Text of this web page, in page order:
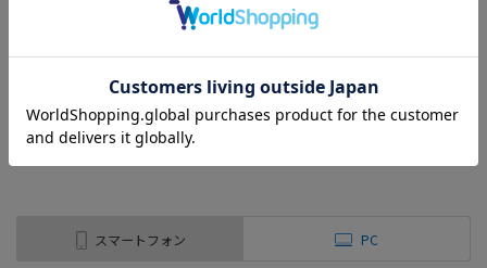
バリエーション：なし
￥251
バリエーション：なし
（全2 件）
スマートフォン PC